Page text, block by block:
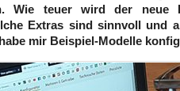
Wie teuer wird der neue
Extras sind sinnvoll und
mir Beispiel-Modelle